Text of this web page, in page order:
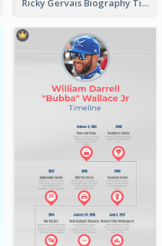
Ricky Gervais Biography Timeline